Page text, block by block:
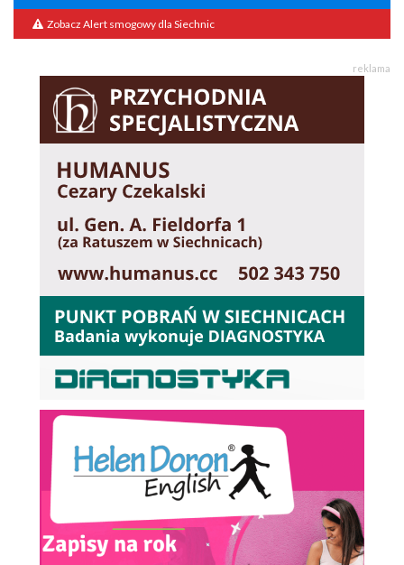
Zobacz Alert smogowy dla Siechnic
reklama